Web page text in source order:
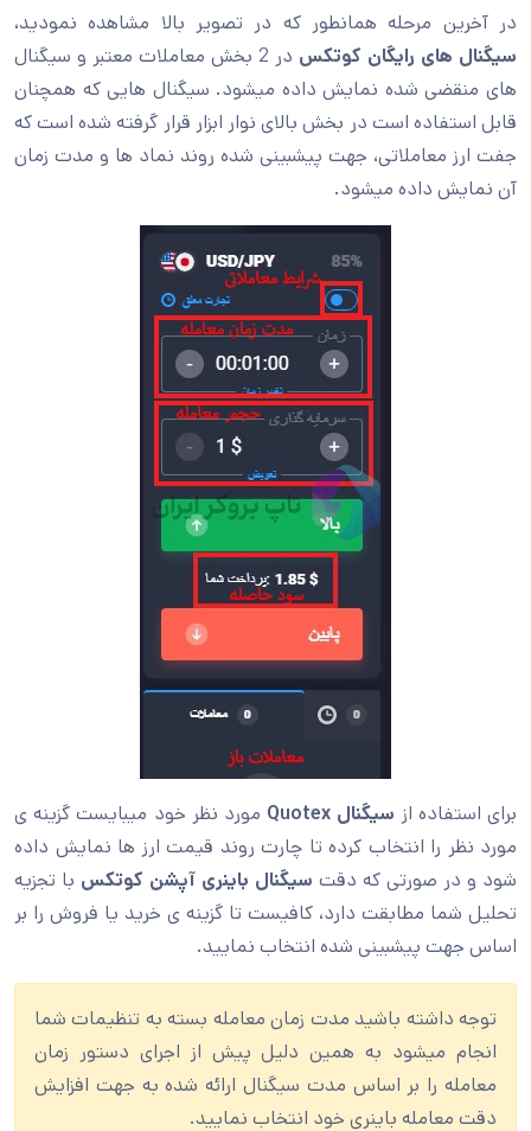
در آخرین مرحله همانطور که در تصویر بالا مشاهده نمودید،
سیگنال های رایگان کوتکس
در 2 بخش معاملات معتبر و سیگنال
های منقضی شده نمایش داده میشود. سیگنال هایی که همچنان
قابل استفاده است در بخش بالای نوار ابزار قرار گرفته شده است که
جفت ارز معاملاتی، جهت پیشبینی شده روند نماد ها و مدت زمان
آن نمایش داده میشود.
برای استفاده از سیگنال Quotex
مورد نظر خود میبایست گزینه ی
مورد نظر را انتخاب کرده تا چارت روند قیمت ارز ها نمایش داده
شود و در صورتی که دقت سیگنال باینری آپشن کوتکس با تجزیه
تحلیل شما مطابقت دارد، کافیست تا گزینه ی خرید یا فروش را بر
اساس جهت پیشبینی شده انتخاب نمایید.
توجه داشته باشید مدت زمان معامله بسته به تنظیمات شما
انجام میشود به همین دلیل پیش از اجرای دستور زمان
معامله را بر اساس مدت سیگنال ارائه شده به جهت افزایش
دقت معامله باینری خود انتخاب نمایید.